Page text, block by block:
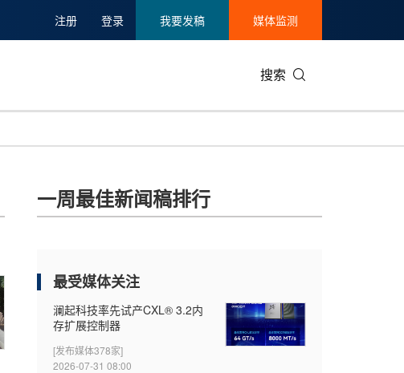
注册 登录 我要发稿 媒体监测
搜索
碳中和
世界杯
娱乐时尚与艺术
会展
新加坡
一周最佳新闻稿排行
最受媒体关注
澜起科技率先试产CXL® 3.2内
存扩展控制器
[发布媒体378家]
2026-07-31 08:00